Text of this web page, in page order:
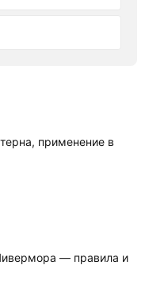
применение в
— правила и